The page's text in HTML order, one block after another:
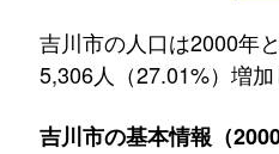
吉川市の人口は2000年
5,306人（27.01%）増加
吉川市の基本情報（